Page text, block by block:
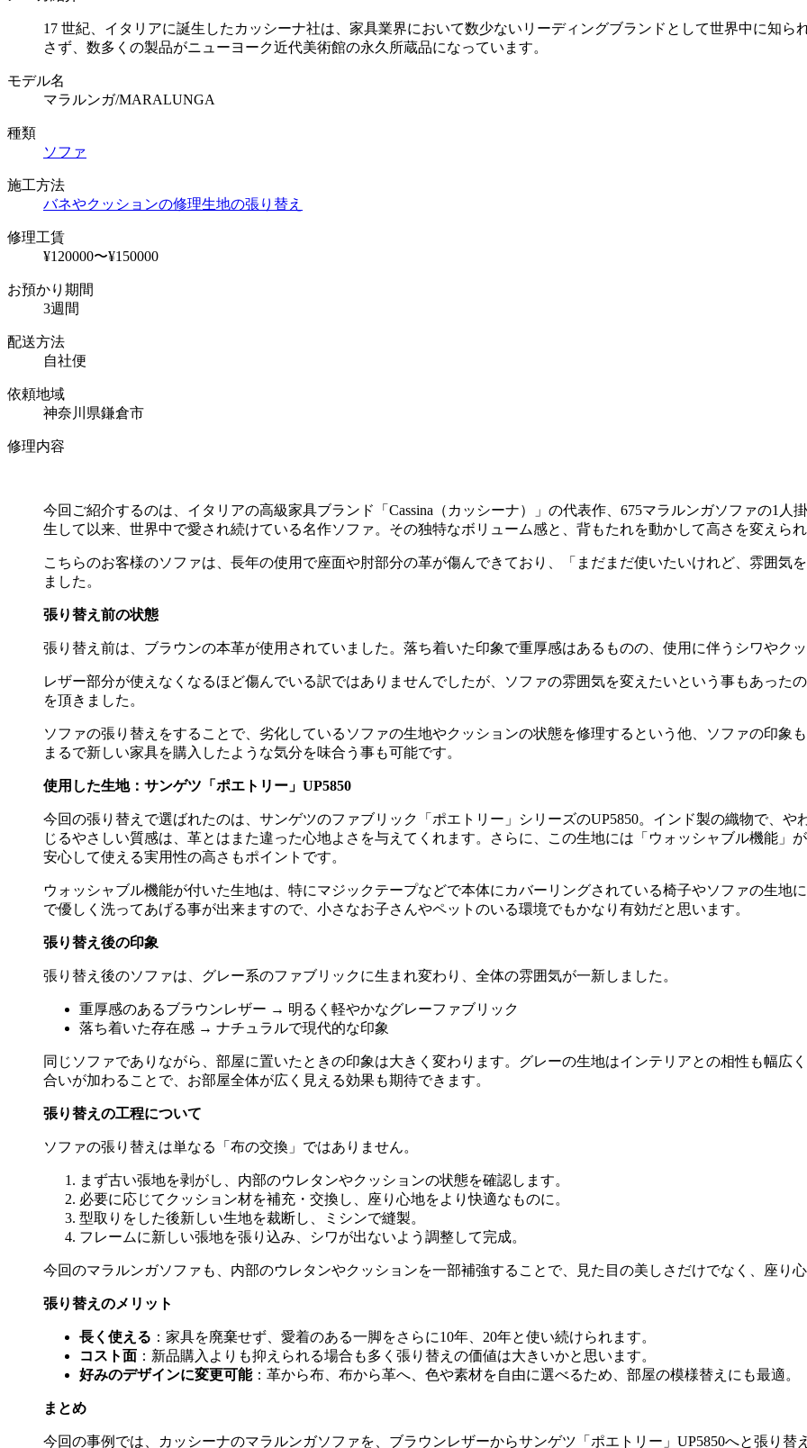
17 世紀、イタリアに誕生したカッシーナ社は、家具業界において数少ないリーディングブランドとして世界中に知
さず、数多くの製品がニューヨーク近代美術館の永久所蔵品になっています。
モデル名
マラルンガ/MARALUNGA
種類
ソファ
施工方法
バネやクッションの修理生地の張り替え
修理工賃
¥120000〜¥150000
お預かり期間
3週間
配送方法
自社便
依頼地域
神奈川県鎌倉市
修理内容
今回ご紹介するのは、イタリアの高級家具ブランド「 Cassina （カッシーナ）」の代表作、 675マラルンガソファの1 人
生して以来、世界中で愛され続けている名作ソファ。その独特なボリューム感と、背もたれを動かして高さを変えら
こちらのお客様のソファは、長年の使用で座面や肘部分の革が傷んできており、「まだまだ使いたいけれど、雰囲気
ました。
張り替え前の状態
張り替え前は、ブラウンの本革が使用されていました。落ち着いた印象で重厚感はあるものの、使用に伴うシワやク
レザー部分が使えなくなるほど傷んでいる訳ではありませんでしたが、ソファの雰囲気を変えたいという事もあった
を頂きました。
ソファの張り替えをすることで、劣化しているソファの生地やクッションの状態を修理するという他、ソファの印象
まるで新しい家具を購入したような気分を味合う事も可能です。
使用した生地：サンゲツ「ポエトリー」 UP5850
今回の張り替えで選ばれたのは、サンゲツのファブリック「ポエトリー」シリーズのUP5850。インド製の織物で、や
じるやさしい質感は、革とはまた違った心地よさを与えてくれます。さらに、この生地には「ウォッシャブル機能」
安心して使える実用性の高さもポイントです。
ウォッシャブル機能が付いた生地は、特にマジックテープなどで本体にカバーリングされている椅子やソファの生地
で優しく洗ってあげる事が出来ますので、小さなお子さんやペットのいる環境でもかなり有効だと思います。
張り替え後の印象
張り替え後のソファは、グレー系のファブリックに生まれ変わり、全体の雰囲気が一新しました。
重厚感のあるブラウンレザー → 明るく軽やかなグレーファブリック
落ち着いた存在感 → ナチュラルで現代的な印象
同じソファでありながら、部屋に置いたときの印象は大きく変わります。グレーの生地はインテリアとの相性も幅広
合いが加わることで、お部屋全体が広く見える効果も期待できます。
張り替えの工程について
ソファの張り替えは単なる「布の交換」ではありません。
まず古い張地を剥がし、内部のウレタンやクッションの状態を確認します。
必要に応じてクッション材を補充・交換し、座り心地をより快適なものに。
型取りをした後新しい生地を裁断し、ミシンで縫製。
フレームに新しい張地を張り込み、シワが出ないよう調整して完成。
今回のマラルンガソファも、内部のウレタンやクッションを一部補強することで、見た目の美しさだけでなく、座り
張り替えのメリット
長く使える ：家具を廃棄せず、愛着のある一脚をさらに10年、 20年と使い続けられます。
コスト面 ：新品購入よりも抑えられる場合も多く張り替えの価値は大きいかと思います。
好みのデザインに変更可能：革から布、布から革へ、色や素材を自由に選べるため、部屋の模様替えにも最適。
まとめ
今回の事例では、カッシーナのマラルンガソファを、ブラウンレザーからサンゲツ「ポエトリー」 UP5850へと張り替